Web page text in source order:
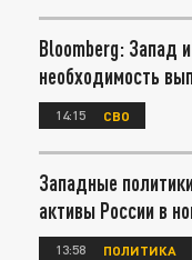
Bloomberg: Запад
необходимость
14:15 СВО
Западные
активы России в
13:58 ПОЛИТИКА